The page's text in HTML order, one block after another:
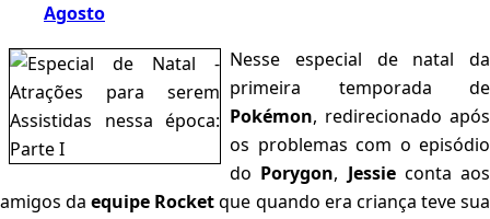
Agosto
Nesse especial de natal da
primeira temporada de
Pokémon, redirecionado após
os problemas com o episódio
do Porygon, Jessieconta aos
amigos daequipe Rocketque quando era criança teve sua